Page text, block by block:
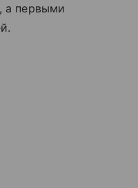
а первыми